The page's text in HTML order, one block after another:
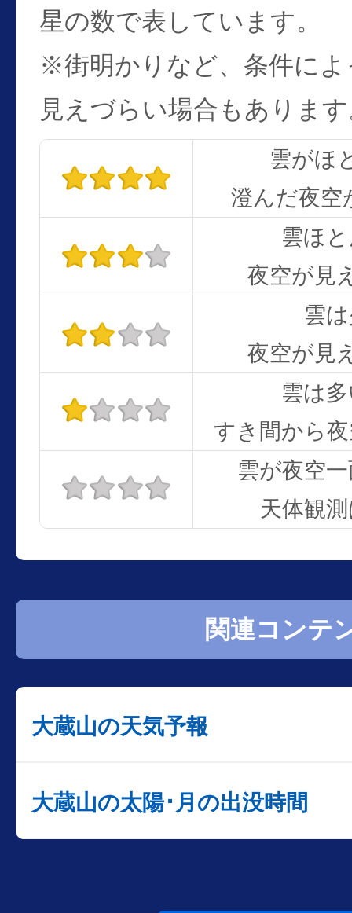
星の数で表しています。
※街明かりなど、条件に
見えづらい場合もありま
雲がほ
澄んだ夜空
雲ほ
夜空が見
雲
夜空が見
雲は
すき間から
雲が夜空
天体観
関連コンテ
大蔵山の天気予報
大蔵山の太陽･月の出没時間